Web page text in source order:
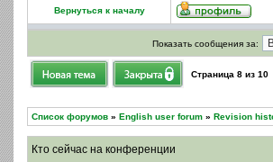
Вернуться к началу
Показать сообщения за:
Страница 8 из 10
Список форумов » English user forum » Revision
Кто сейчас на конференции